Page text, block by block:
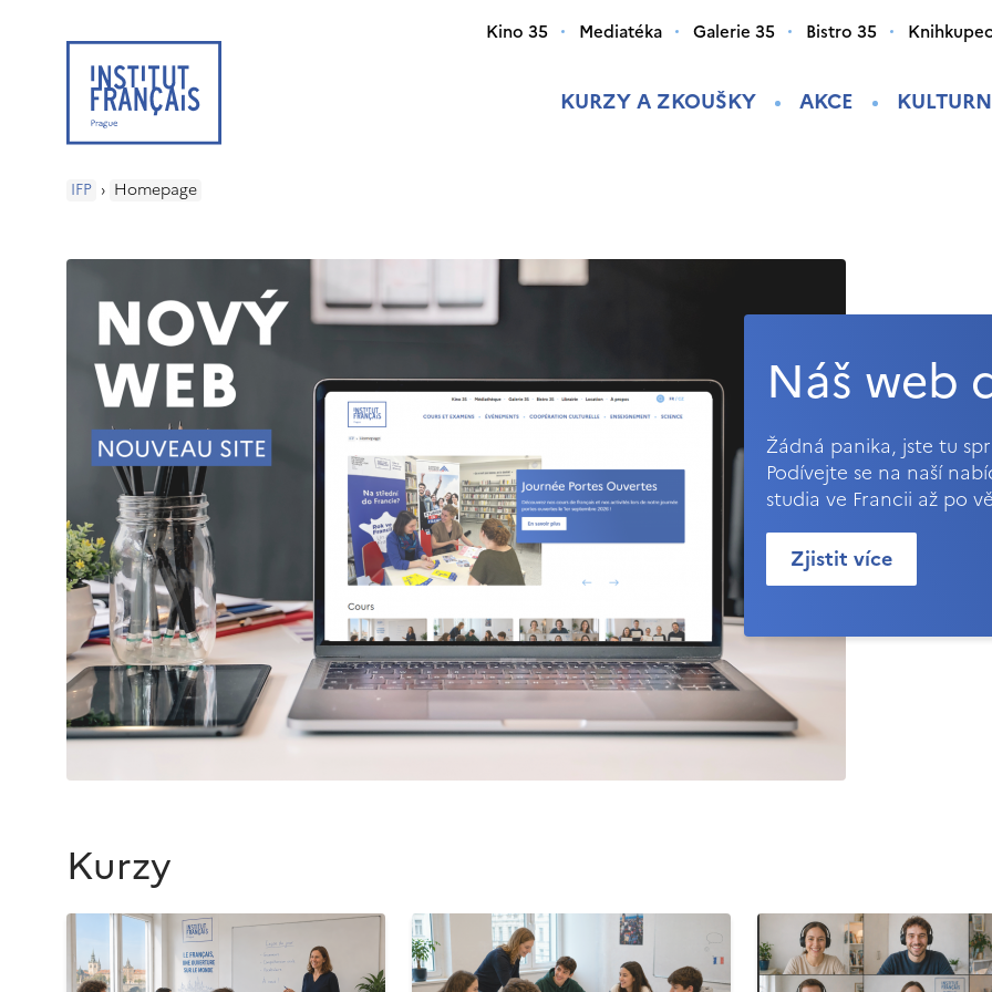
KURZY A ZKOUŠKY AKCE
Kino 35 Mediatéka Galerie 35 Bistro 35
IFP › Homepage
Náš web
Žádná panika, jste tu
Podívejte se na naší
studia ve Francii až po
Zjistit více
Kurzy